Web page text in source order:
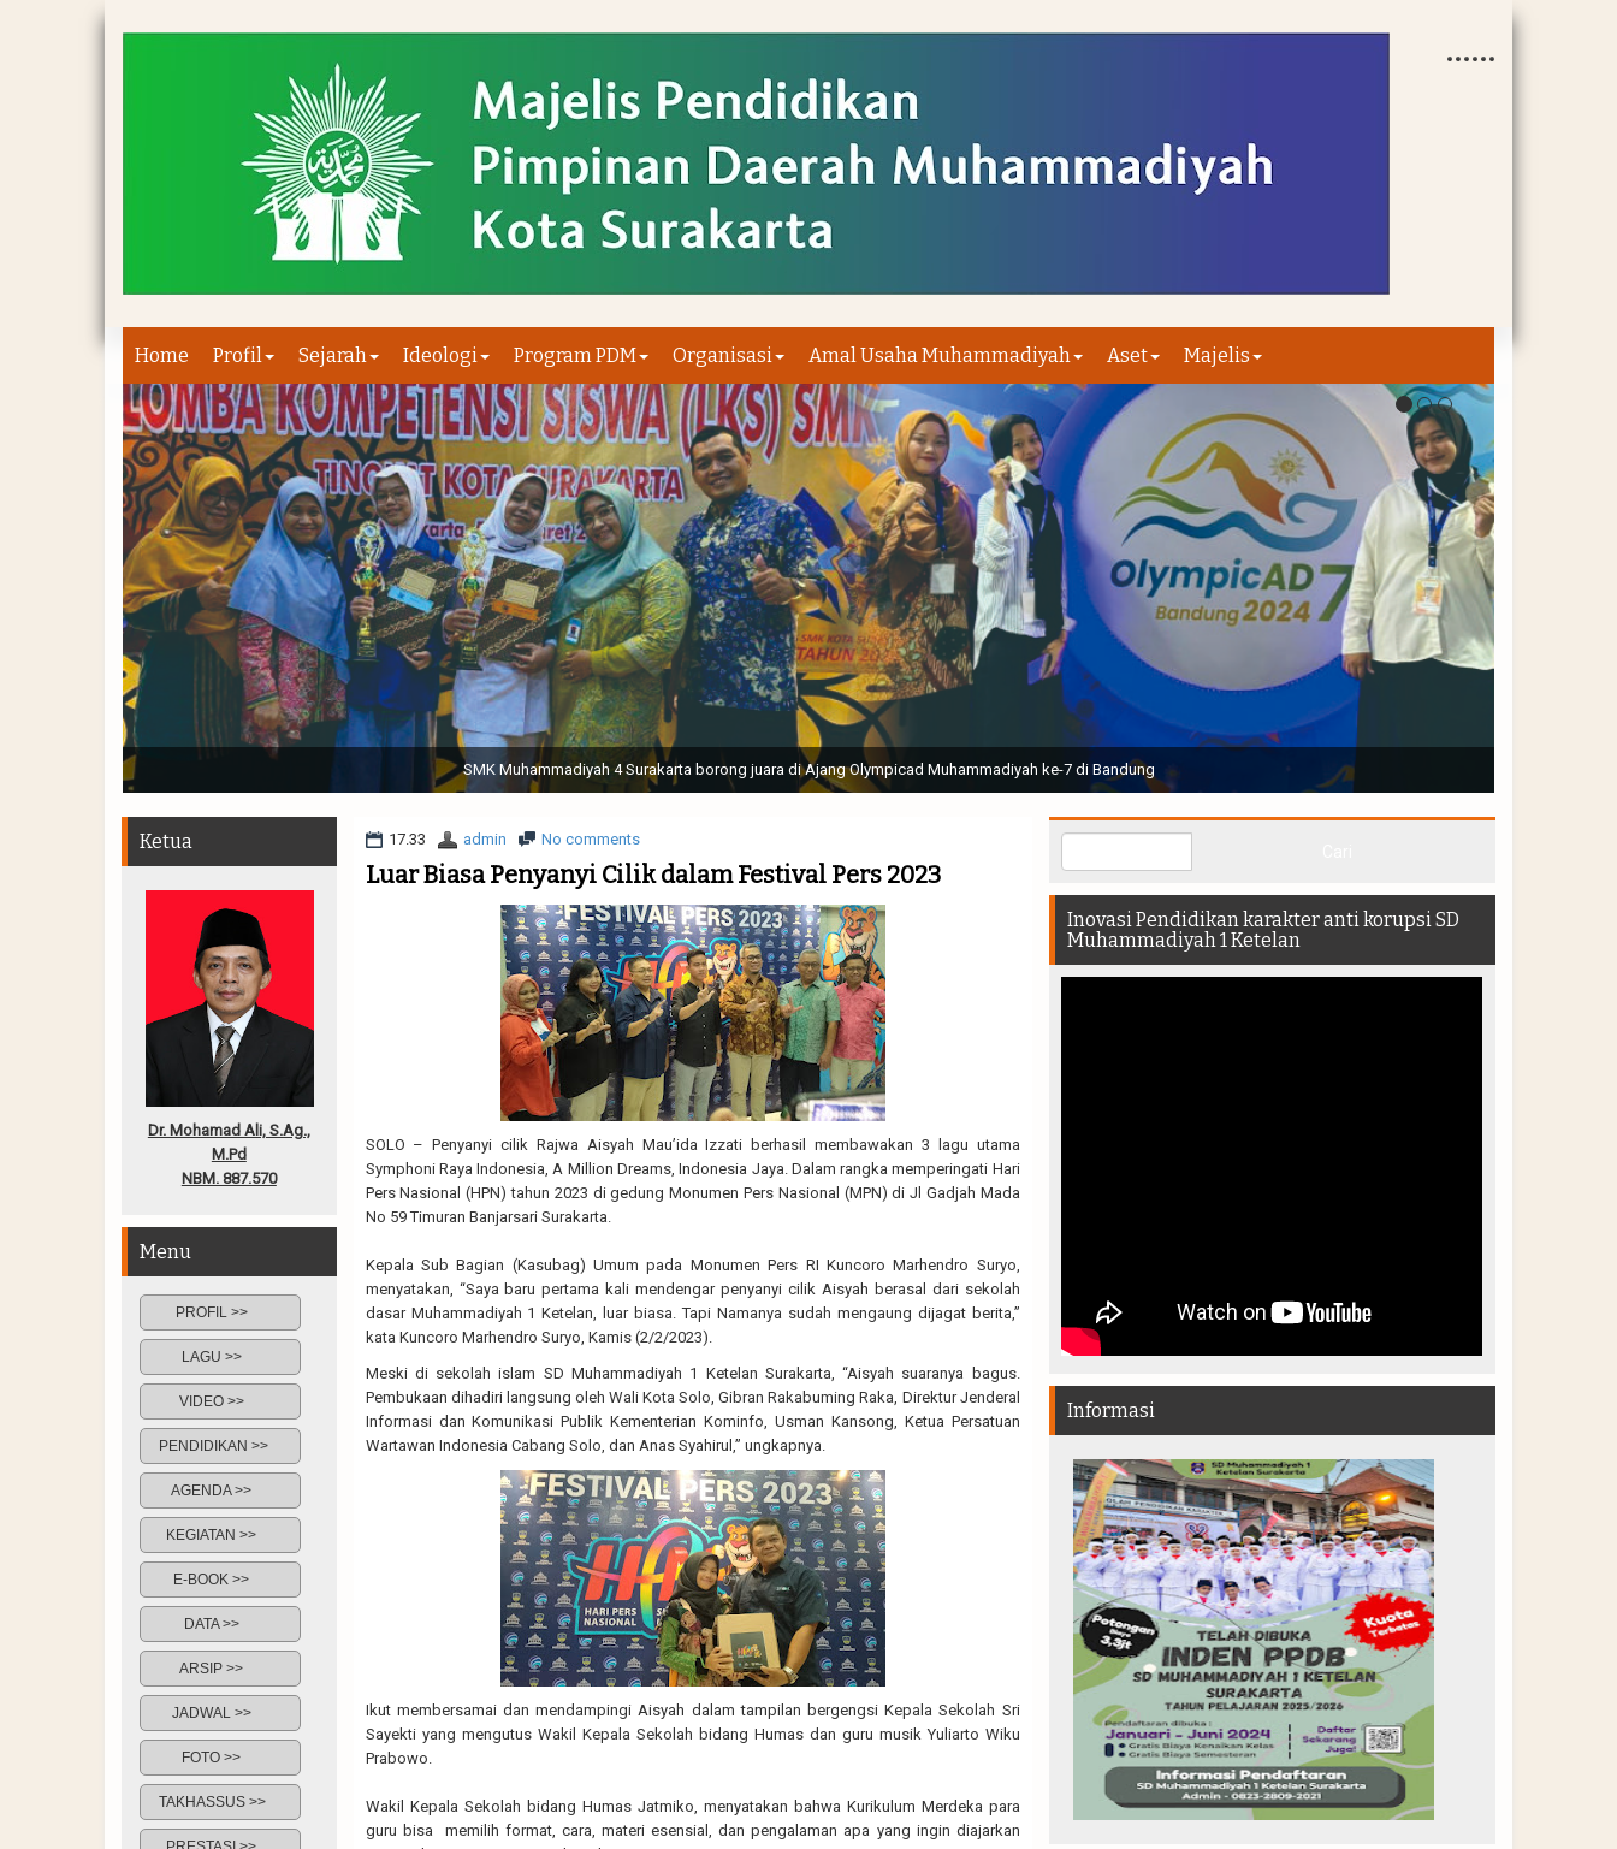
Home Profil Sejarah Ideologi Program PDM Organisasi Amal Usaha Muhammadiyah Aset Majelis
Sabtu, 19 November 2022. (dari kiri) Pertunjukan Tapak Suci Perguruan Muhammadiyah ( TSPM ) di Stadion Manahan Solo || Ir. H. Joko Widodo selaku Presiden RI membuka Acara Muktamar
Muhammadiyah 48 || Pertunjukan bendera dan tari memukau seluruh Muktamar dan Muktamirin yang hadir di dalam stadion
17.33 admin No comments
Luar Biasa Penyanyi Cilik dalam Festival Pers 2023
SOLO – Penyanyi cilik Rajwa Aisyah Mau’ida Izzati berhasil membawakan 3 lagu utama
Symphoni Raya Indonesia, A Million Dreams, Indonesia Jaya. Dalam rangka memperingati Hari
Pers Nasional (HPN) tahun 2023 di gedung Monumen Pers Nasional (MPN) di Jl Gadjah Mada
No 59 Timuran Banjarsari Surakarta.
Kepala Sub Bagian (Kasubag) Umum pada Monumen Pers RI Kuncoro Marhendro Suryo,
menyatakan, “Saya baru pertama kali mendengar penyanyi cilik Aisyah berasal dari sekolah
dasar Muhammadiyah 1 Ketelan, luar biasa. Tapi Namanya sudah mengaung dijagat berita,”
kata Kuncoro Marhendro Suryo, Kamis (2/2/2023).
Meski di sekolah islam SD Muhammadiyah 1 Ketelan Surakarta, “Aisyah suaranya bagus.
Pembukaan dihadiri langsung oleh Wali Kota Solo, Gibran Rakabuming Raka, Direktur Jenderal
Informasi dan Komunikasi Publik Kementerian Kominfo, Usman Kansong, Ketua Persatuan
Wartawan Indonesia Cabang Solo, dan Anas Syahirul,” ungkapnya.
Ikut membersamai dan mendampingi Aisyah dalam tampilan bergengsi Kepala Sekolah Sri
Sayekti yang mengutus Wakil Kepala Sekolah bidang Humas dan guru musik Yuliarto Wiku
Prabowo.
Wakil Kepala Sekolah bidang Humas Jatmiko, menyatakan bahwa Kurikulum Merdeka para
guru bisa memilih format, cara, materi esensial, dan pengalaman apa yang ingin diajarkan
Ketua
Dr. Mohamad Ali, S.Ag.,
M.Pd
NBM. 887.570
Menu
PROFIL >>
LAGU >>
VIDEO >>
PENDIDIKAN >>
AGENDA >>
KEGIATAN >>
E-BOOK >>
DATA >>
ARSIP >>
JADWAL >>
FOTO >>
TAKHASSUS >>
Inovasi Pendidikan karakter anti korupsi SD
Muhammadiyah 1 Ketelan
Informasi